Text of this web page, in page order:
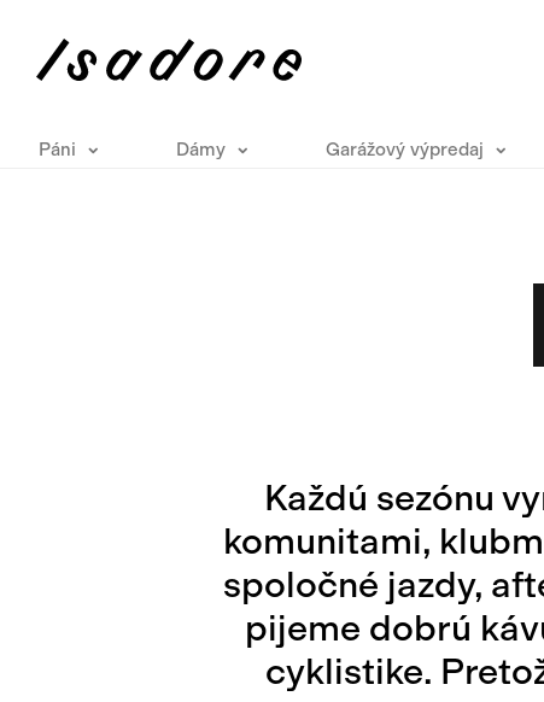
Páni Dámy Garážový výpredaj
Každú sezónu
komunitami,
spoločné jazdy,
pijeme dobrú
cyklistike.